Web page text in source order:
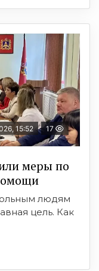
15:52 17
меры по
людям
цель. Как